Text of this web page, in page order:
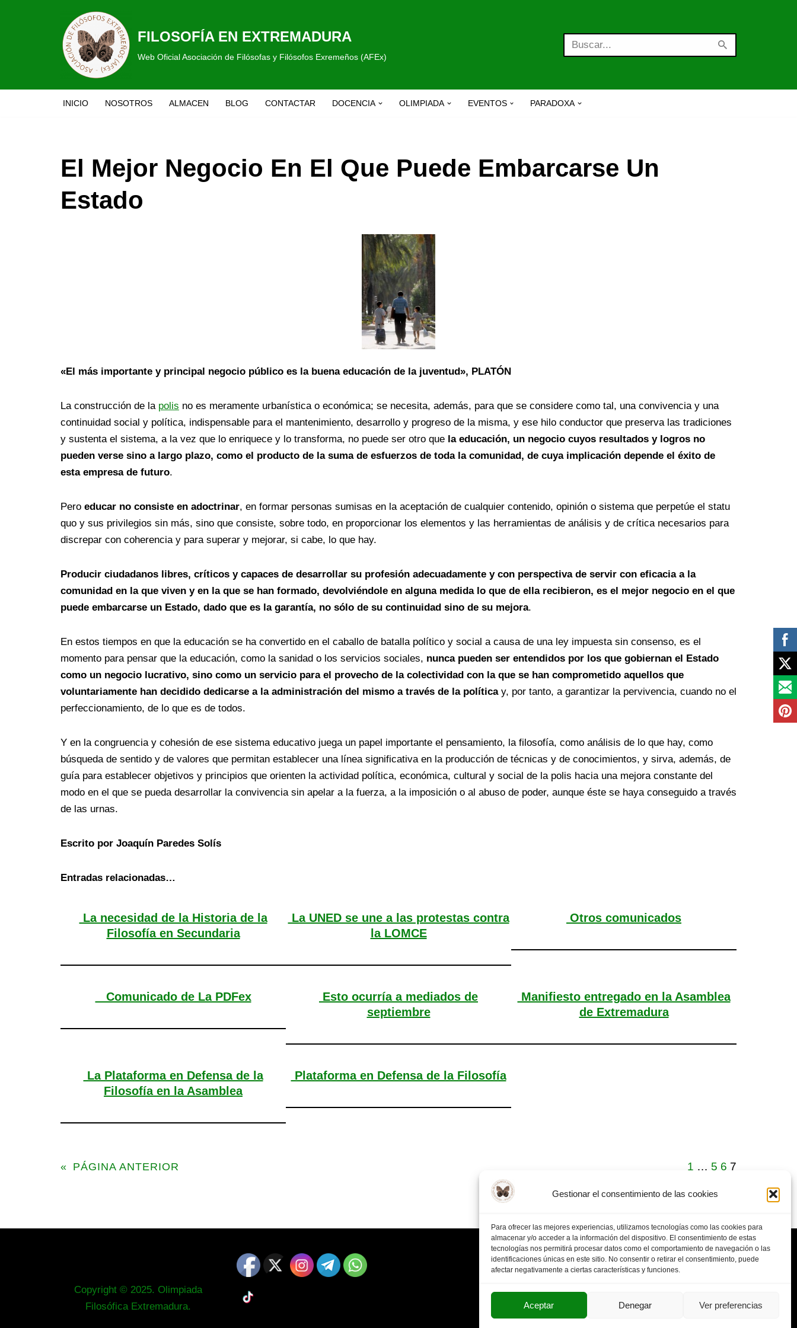
Gestionar el consentimiento de las cookies
Para ofrecer las mejores experiencias, utilizamos tecnologías como las cookies para
almacenar y/o acceder a la información del dispositivo. El consentimiento de estas
tecnologías nos permitirá procesar datos como el comportamiento de navegación o las
identificaciones únicas en este sitio. No consentir o retirar el consentimiento, puede
afectar negativamente a ciertas características y funciones.
Aceptar Denegar Ver preferencias
FILOSOFÍA EN EXTREMADURA
Web Oficial Asociación de Filósofas y Filósofos Exremeños (AFEx)
INICIO NOSOTROS ALMACEN BLOG CONTACTAR DOCENCIA OLIMPIADA EVENTOS PARADOXA
El Mejor Negocio En El Que Puede Embarcarse Un
Estado
«El más importante y principal negocio público es la buena educación de la juventud», PLATÓN
La construcción de la polis no es meramente urbanística o económica; se necesita, además, para que se considere como tal, una convivencia y una
continuidad social y política, indispensable para el mantenimiento, desarrollo y progreso de la misma, y ese hilo conductor que preserva las tradiciones
y sustenta el sistema, a la vez que lo enriquece y lo transforma, no puede ser otro que la educación, un negocio cuyos resultados y logros no
pueden verse sino a largo plazo, como el producto de la suma de esfuerzos de toda la comunidad, de cuya implicación depende el éxito de
esta empresa de futuro.
Pero educar no consiste en adoctrinar, en formar personas sumisas en la aceptación de cualquier contenido, opinión o sistema que perpetúe el statu
quo y sus privilegios sin más, sino que consiste, sobre todo, en proporcionar los elementos y las herramientas de análisis y de crítica necesarios para
discrepar con coherencia y para superar y mejorar, si cabe, lo que hay.
Producir ciudadanos libres, críticos y capaces de desarrollar su profesión adecuadamente y con perspectiva de servir con eficacia a la
comunidad en la que viven y en la que se han formado, devolviéndole en alguna medida lo que de ella recibieron, es el mejor negocio en el que
puede embarcarse un Estado, dado que es la garantía, no sólo de su continuidad sino de su mejora.
En estos tiempos en que la educación se ha convertido en el caballo de batalla político y social a causa de una ley impuesta sin consenso, es el
momento para pensar que la educación, como la sanidad o los servicios sociales, nunca pueden ser entendidos por los que gobiernan el Estado
como un negocio lucrativo, sino como un servicio para el provecho de la colectividad con la que se han comprometido aquellos que
voluntariamente han decidido dedicarse a la administración del mismo a través de la políticay, por tanto, a garantizar la pervivencia, cuando no el
perfeccionamiento, de lo que es de todos.
Y en la congruencia y cohesión de ese sistema educativo juega un papel importante el pensamiento, la filosofía, como análisis de lo que hay, como
búsqueda de sentido y de valores que permitan establecer una línea significativa en la producción de técnicas y de conocimientos, y sirva, además, de
guía para establecer objetivos y principios que orienten la actividad política, económica, cultural y social de la polis hacia una mejora constante del
modo en el que se pueda desarrollar la convivencia sin apelar a la fuerza, a la imposición o al abuso de poder, aunque éste se haya conseguido a través
de las urnas.
Escrito por Joaquín Paredes Solís
Entradas relacionadas…
La necesidad de la Historia de la
Filosofía en Secundaria
La UNED se une a las protestas contra
la LOMCE
Otros comunicados
Comunicado de La PDFex
Esto ocurría a mediados de
septiembre
Manifiesto entregado en la Asamblea
de Extremadura
La Plataforma en Defensa de la
Filosofía en la Asamblea
Plataforma en Defensa de la Filosofía
« PÁGINA ANTERIOR 1 … 5 6 7
Copyright © 2025. Olimpiada
Filosófica Extremadura.
POLITICA DE PRIVACIDAD
SUS DATOS SEGUROS